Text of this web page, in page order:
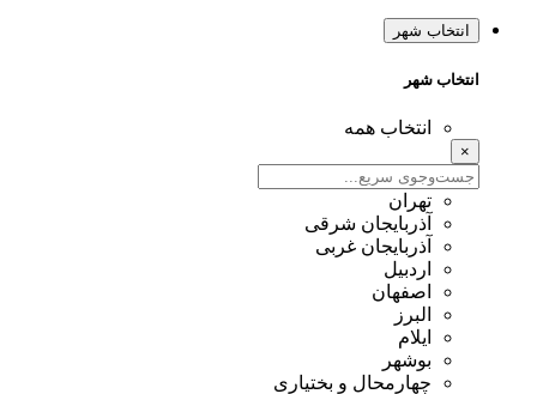
انتخاب شهر
انتخاب شهر
انتخاب همه
×
تهران
آذربایجان شرقی
آذربایجان غربی
اردبیل
اصفهان
البرز
ایلام
بوشهر
چهارمحال و بختیاری